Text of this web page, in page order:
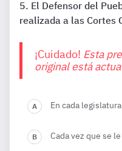
El Defensor del
realizada a las Cortes
¡Cuidado! Esta
original está
En cada
Cada vez que se